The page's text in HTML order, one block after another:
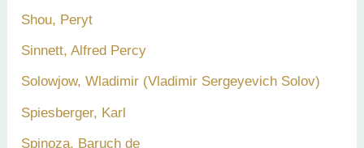
Shou, Peryt
Sinnett, Alfred Percy
Solowjow, Wladimir (Vladimir Sergeyevich Solov)
Spiesberger, Karl
Spinoza, Baruch de